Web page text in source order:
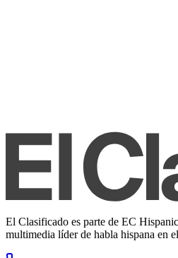
El Clasificado es parte de EC
multimedia líder de habla hispana en